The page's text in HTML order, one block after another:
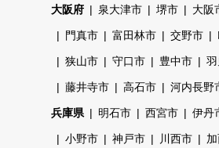
大阪府 泉大津市 堺市 大阪
門真市 富田林市 交野市
狭山市 守口市 豊中市
藤井寺市 高石市 河内長野
兵庫県 明石市 西宮市 伊丹
小野市 神戸市 川西市